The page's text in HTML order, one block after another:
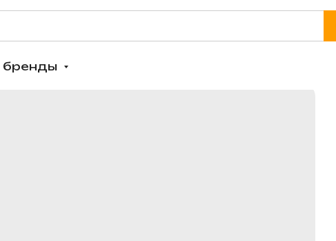
бренды